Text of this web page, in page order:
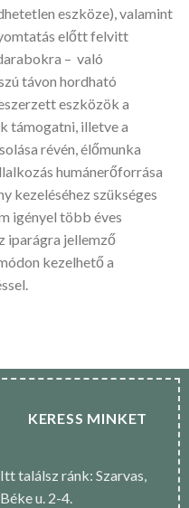
eszköze), valamint
előtt felvitt
– való
távon hordható
eszközök a
támogatni, illetve a
révén, élőmunka
humánerőforrása
kezeléséhez szükséges
igényel több éves
iparágra jellemző
kezelhető a
KERESS MINKET
Itt találsz ránk: Szarvas,
Béke u. 2-4.